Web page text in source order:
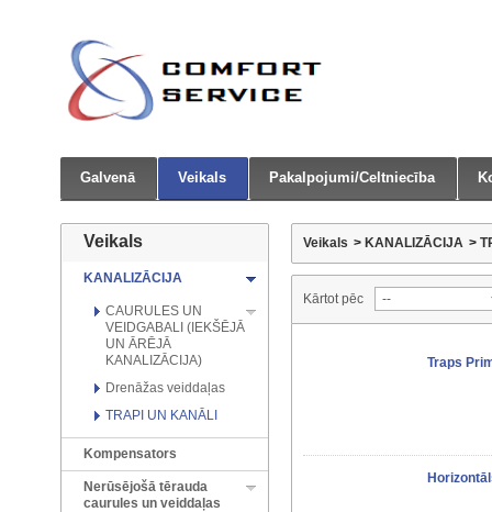
Galvenā Veikals Pakalpojumi/Celtniecība
Veikals
KANALIZĀCIJA
CAURULES UN
VEIDGABALI (IEKŠĒJĀ
UN ĀRĒJĀ
KANALIZĀCIJA)
Drenāžas veiddaļas
TRAPI UN KANĀLI
Kompensators
Nerūsējošā tērauda
caurules un veiddaļas
Veikals > KANALIZĀCIJA >
Kārtot pēc
Traps